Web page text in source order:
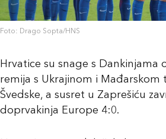
Foto: Drago Sopta/HNS
Hrvatice su snage s Dankinjama
remija s Ukrajinom i Mađarskom
Švedske, a susret u Zaprešiću
doprvakinja Europe 4:0.